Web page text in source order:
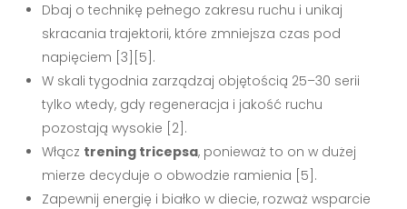
Dbaj o technikę pełnego zakresu ruchu i unikaj
skracania trajektorii, które zmniejsza czas pod
napięciem [3][5].
W skali tygodnia zarządzaj objętością 25–30 serii
tylko wtedy, gdy regeneracja i jakość ruchu
pozostają wysokie [2].
Włącz trening tricepsa, ponieważ to on w dużej
mierze decyduje o obwodzie ramienia [5].
Zapewnij energię i białko w diecie, rozważ wsparcie